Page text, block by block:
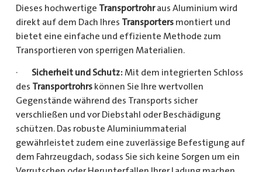
Dieses hochwertige Transportrohraus Aluminium wird
direkt auf dem Dach Ihres Transportersmontiert und
bietet eine einfache und effiziente Methode zum
Transportieren von sperrigen Materialien.
· Sicherheit und Schutz: Mit dem integrierten Schloss
des Transportrohrskönnen Sie Ihre wertvollen
Gegenstände während des Transports sicher
verschließen und vor Diebstahl oder Beschädigung
schützen. Das robuste Aluminiummaterial
gewährleistet zudem eine zuverlässige Befestigung auf
dem Fahrzeugdach, sodass Sie sich keine Sorgen um ein